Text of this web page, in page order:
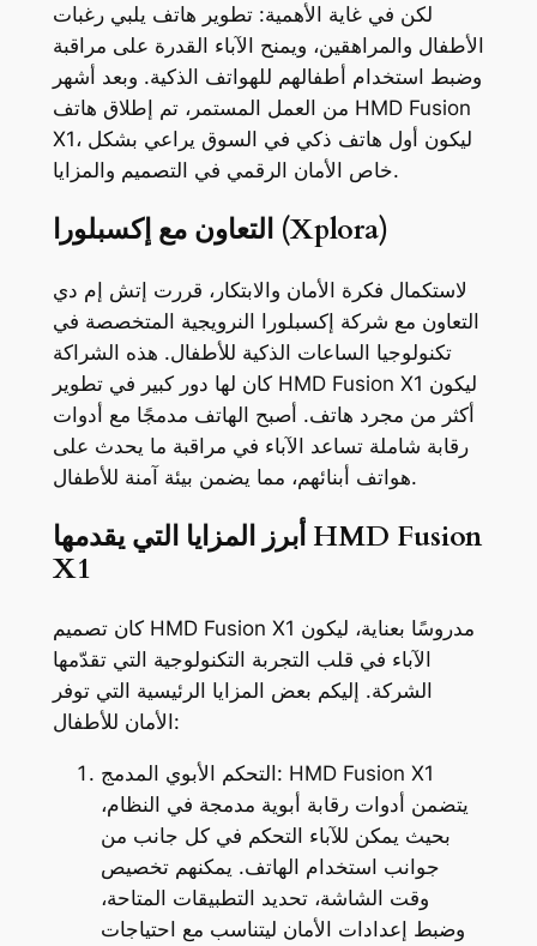
لكن في غاية الأهمية: تطوير هاتف يلبي رغبات
الأطفال والمراهقين، ويمنح الآباء القدرة على مراقبة
وضبط استخدام أطفالهم للهواتف الذكية. وبعد أشهر
من العمل المستمر، تم إطلاق هاتف HMD Fusion
X1، ليكون أول هاتف ذكي في السوق يراعي بشكل
خاص الأمان الرقمي في التصميم والمزايا.
التعاون مع إكسبلورا (Xplora)
لاستكمال فكرة الأمان والابتكار، قررت إتش إم دي
التعاون مع شركة إكسبلورا النرويجية المتخصصة في
تكنولوجيا الساعات الذكية للأطفال. هذه الشراكة
كان لها دور كبير في تطوير HMD Fusion X1 ليكون
أكثر من مجرد هاتف. أصبح الهاتف مدمجًا مع أدوات
رقابة شاملة تساعد الآباء في مراقبة ما يحدث على
هواتف أبنائهم، مما يضمن بيئة آمنة للأطفال.
أبرز المزايا التي يقدمها HMD Fusion
X1
كان تصميم HMD Fusion X1 مدروسًا بعناية، ليكون
الآباء في قلب التجربة التكنولوجية التي تقدّمها
الشركة. إليكم بعض المزايا الرئيسية التي توفر
الأمان للأطفال:
التحكم الأبوي المدمج: HMD Fusion X1
يتضمن أدوات رقابة أبوية مدمجة في النظام،
بحيث يمكن للآباء التحكم في كل جانب من
جوانب استخدام الهاتف. يمكنهم تخصيص
وقت الشاشة، تحديد التطبيقات المتاحة،
وضبط إعدادات الأمان ليتناسب مع احتياجات